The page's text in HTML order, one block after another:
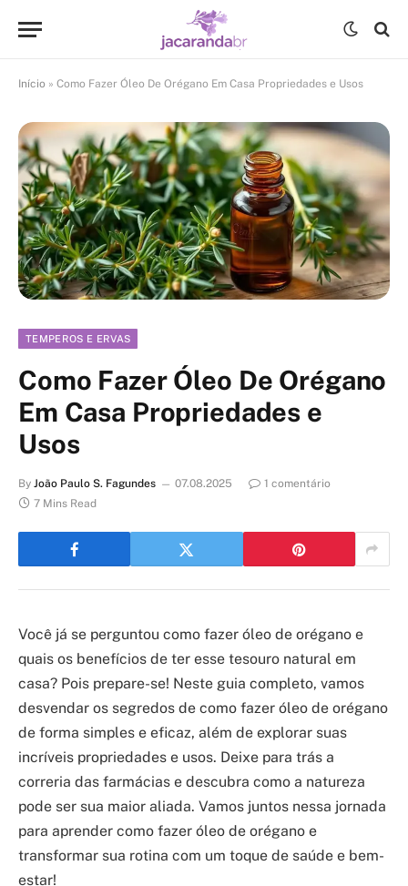
Início » Como Fazer Óleo De Orégano Em Casa Propriedades e Usos
TEMPEROS E ERVAS
Como Fazer Óleo De Orégano
Em Casa Propriedades e
Usos
By João Paulo S. Fagundes 07.08.2025
1 comentário
7 Mins Read
Você já se perguntou como fazer óleo de orégano e
quais os benefícios de ter esse tesouro natural em
casa? Pois prepare-se! Neste guia completo, vamos
desvendar os segredos de como fazer óleo de orégano
de forma simples e eficaz, além de explorar suas
incríveis propriedades e usos. Deixe para trás a
correria das farmácias e descubra como a natureza
pode ser sua maior aliada. Vamos juntos nessa jornada
para aprender como fazer óleo de orégano e
transformar sua rotina com um toque de saúde e bem-
estar!